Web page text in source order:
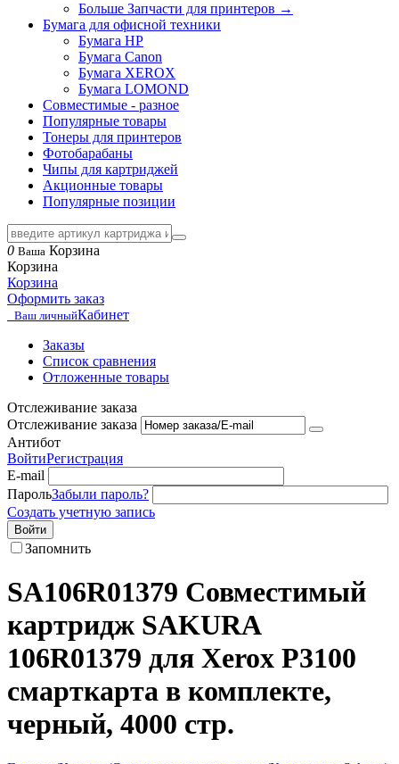
Больше Запчасти для принтеров →
Бумага для офисной техники
Бумага HP
Бумага Canon
Бумага XEROX
Бумага LOMOND
Совместимые - разное
Популярные товары
Тонеры для принтеров
Фотобарабаны
Чипы для картриджей
Акционные товары
Популярные позиции
0 Ваша Корзина
Корзина
Корзина
Оформить заказ
Ваш личныйКабинет
Заказы
Список сравнения
Отложенные товары
Отслеживание заказа
Отслеживание заказа
Антибот
ВойтиРегистрация
E-mail
ПарольЗабыли пароль?
Создать учетную запись
Войти
Запомнить
SA106R01379 Совместимый
картридж SAKURA
106R01379 для Xerox P3100
смарткарта в комплекте,
черный, 4000 стр.